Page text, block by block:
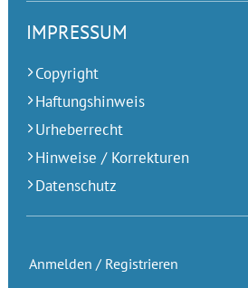
IMPRESSUM
Copyright
Haftungshinweis
Urheberrecht
Hinweise / Korrekturen
Datenschutz
Anmelden / Registrieren